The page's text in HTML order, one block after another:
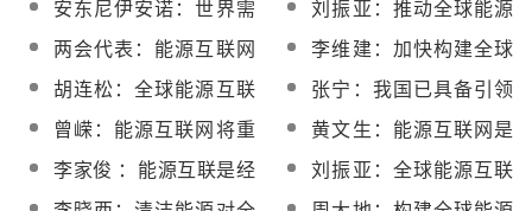
由之路
安东尼伊安诺：世界需
要全球能源互联网 中国
发挥引领作用
刘振亚：推动全球能源
互联网从战略构想走向
共同行动
两会代表：能源互联网
让更多人享受清洁绿色
能源
李维建：加快构建全球
能源互联网 创新推动能
源转型升级
胡连松：全球能源互联
网将开启全球能源的清
洁转型
张宁：我国已具备引领
全球能源互联网发展的
有利条件
曾嵘：能源互联网将重
塑整个能源价值链
黄文生：能源互联网是
推动能源革命的重要支
撑
李家俊 ：能源互联是经
济社会发展的重要保障
刘振亚：全球能源互联
网在技术、投资方面已